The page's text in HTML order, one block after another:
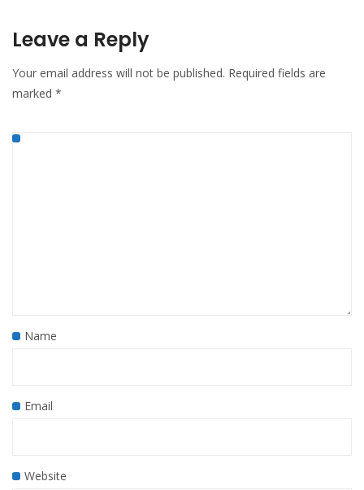
Leave a Reply
Your email address will not be published. Required fields are
marked *
Name
Email
Website